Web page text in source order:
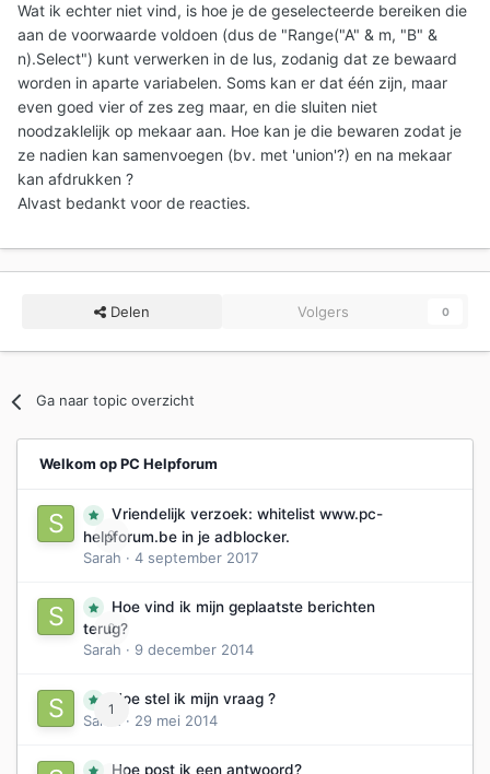
Wat ik echter niet vind, is hoe je de geselecteerde bereiken die
aan de voorwaarde voldoen (dus de "Range("A" & m, "B" &
n).Select") kunt verwerken in de lus, zodanig dat ze bewaard
worden in aparte variabelen. Soms kan er dat één zijn, maar
even goed vier of zes zeg maar, en die sluiten niet
noodzaklelijk op mekaar aan. Hoe kan je die bewaren zodat je
ze nadien kan samenvoegen (bv. met 'union'?) en na mekaar
kan afdrukken ?
Alvast bedankt voor de reacties.
Delen Volgers 0
Ga naar topic overzicht
Welkom op PC Helpforum
0
Vriendelijk verzoek: whitelist www.pc-
helpforum.be in je adblocker.
Sarah · 4 september 2017
0
Hoe vind ik mijn geplaatste berichten
terug?
Sarah · 9 december 2014
1
Hoe stel ik mijn vraag ?
Sarah
· 29 mei 2014
Hoe post ik een antwoord?